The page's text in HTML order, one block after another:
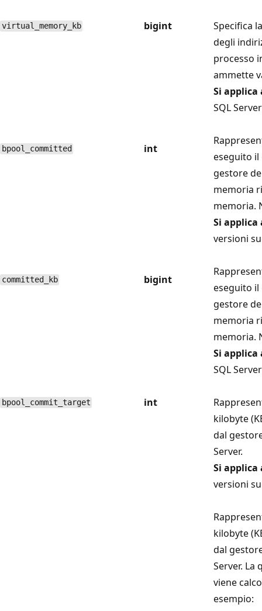
virtual_memory_kb bigint
Specifica
degli
processo
ammette
bpool_committed int
Si applica
SQL
eseguito il
gestore
memoria
memoria.
committed_kb bigint
Si applica
versioni
eseguito il
gestore
memoria
memoria.
bpool_commit_target int
Si applica
SQL
kilobyte
dal
Server.
Si applica
versioni
kilobyte
dal
Server. La
viene
esempio: